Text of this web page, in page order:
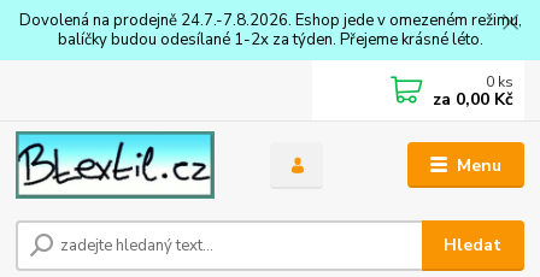
Dovolená na prodejně 24.7.-7.8.2026. Eshop jede v omezeném režimu,
balíčky budou odesílané 1-2x za týden. Přejeme krásné léto.
Menu
Hledat
0 ks
za 0,00 Kč